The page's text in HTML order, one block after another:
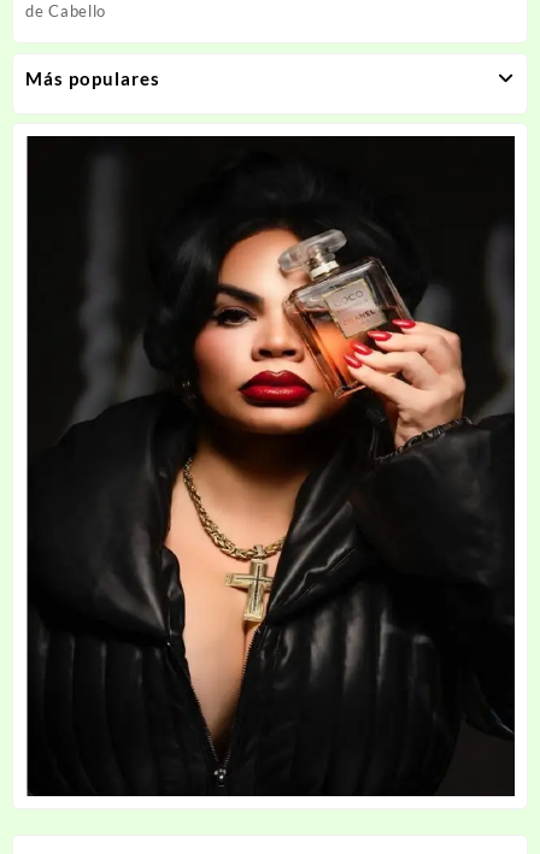
de Cabello
Más populares